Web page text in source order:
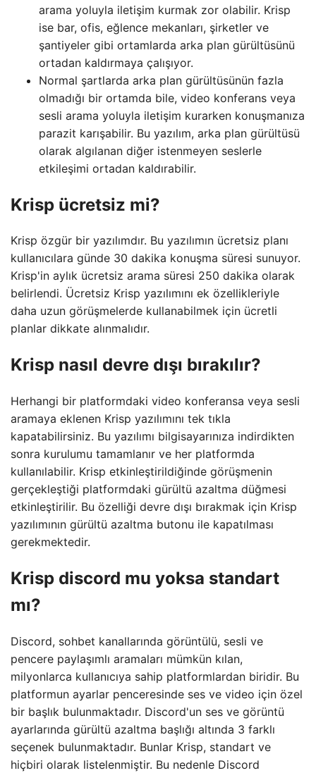
arama yoluyla iletişim kurmak zor olabilir. Krisp
ise bar, ofis, eğlence mekanları, şirketler ve
şantiyeler gibi ortamlarda arka plan gürültüsünü
ortadan kaldırmaya çalışıyor.
Normal şartlarda arka plan gürültüsünün fazla
olmadığı bir ortamda bile, video konferans veya
sesli arama yoluyla iletişim kurarken konuşmanıza
parazit karışabilir. Bu yazılım, arka plan gürültüsü
olarak algılanan diğer istenmeyen seslerle
etkileşimi ortadan kaldırabilir.
Krisp ücretsiz mi?
Krisp özgür bir yazılımdır. Bu yazılımın ücretsiz planı
kullanıcılara günde 30 dakika konuşma süresi sunuyor.
Krisp'in aylık ücretsiz arama süresi 250 dakika olarak
belirlendi. Ücretsiz Krisp yazılımını ek özellikleriyle
daha uzun görüşmelerde kullanabilmek için ücretli
planlar dikkate alınmalıdır.
Krisp nasıl devre dışı bırakılır?
Herhangi bir platformdaki video konferansa veya sesli
aramaya eklenen Krisp yazılımını tek tıkla
kapatabilirsiniz. Bu yazılımı bilgisayarınıza indirdikten
sonra kurulumu tamamlanır ve her platformda
kullanılabilir. Krisp etkinleştirildiğinde görüşmenin
gerçekleştiği platformdaki gürültü azaltma düğmesi
etkinleştirilir. Bu özelliği devre dışı bırakmak için Krisp
yazılımının gürültü azaltma butonu ile kapatılması
gerekmektedir.
Krisp discord mu yoksa standart
mı?
Discord, sohbet kanallarında görüntülü, sesli ve
pencere paylaşımlı aramaları mümkün kılan,
milyonlarca kullanıcıya sahip platformlardan biridir. Bu
platformun ayarlar penceresinde ses ve video için özel
bir başlık bulunmaktadır. Discord'un ses ve görüntü
ayarlarında gürültü azaltma başlığı altında 3 farklı
seçenek bulunmaktadır. Bunlar Krisp, standart ve
hiçbiri olarak listelenmiştir. Bu nedenle Discord